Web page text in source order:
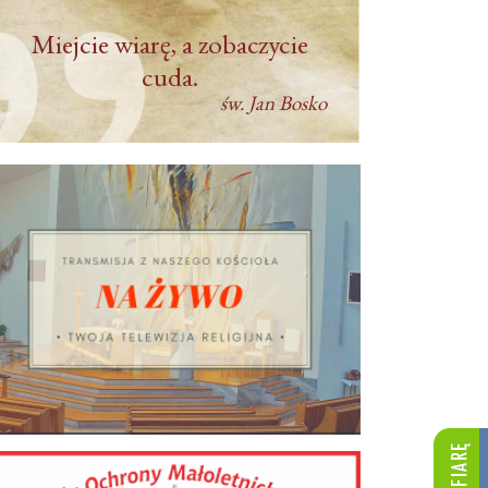
Miejcie wiarę, a zobaczycie
cuda.
św. Jan Bosko